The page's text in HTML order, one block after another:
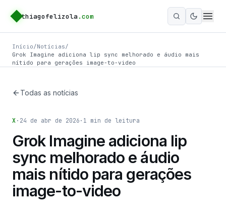
thiagofelizola .com
Ativar
Início/Notícias/
Grok Imagine adiciona lip sync melhorado e áudio mais
nítido para gerações image-to-video
Todas as notícias
X · 24 de abr de 2026 · 1 min de leitura
Grok Imagine adiciona lip
sync melhorado e áudio
mais nítido para gerações
image-to-video